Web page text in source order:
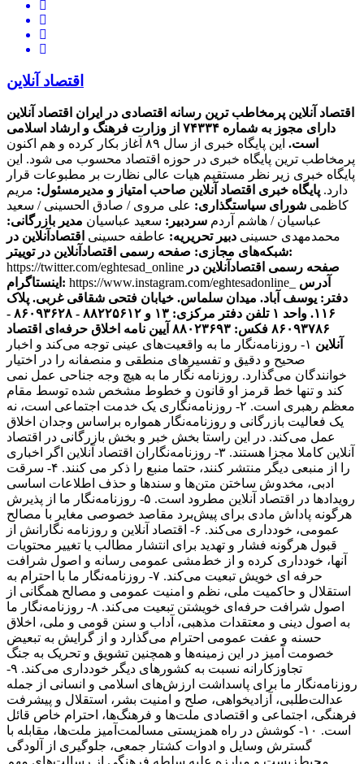
اقتصاد آنلاین
اقتصاد آنلاین پرمخاطب ترین رسانه اقتصادی در ایران اقتصاد آنلاین
دارای مجوز به شماره ۷۴۳۳۴ از وزارت فرهنگ و ارشاد اسلامی
است.
این پایگاه خبری از سال ۸۹ آغاز بکار کرده و هم اکنون
پرمخاطب ترین پایگاه خبری در حوزه اقتصاد محسوب می شود. این
پایگاه خبری زیر نظر مستقیم هیات عالی نظارت بر مطبوعات قرار
دارد. پایگاه خبری اقتصاد آنلاین صاحب امتیاز و مدیرمسئول: مریم
کاظمی شورای سیاستگذاری: علی مروی / صادق الحسینی / سعید
عباسیان / هاشم آردم سردبیر: سعید عباسیان مدیر بازرگانی:
محمدمهدی حسینی دبیر تحریریه: عاطفه حسینی اقتصادآنلاین در
شبکه‌های مجازی:صفحه رسمی اقتصادآنلاین در توییتر:
https://twitter.com/eghtesad_online صفحه رسمی اقتصادآنلاین در
اینستاگرام: https://www.instagram.com/eghtesadonline_ آدرس
دفتر: یوسف آباد. میدان سلماس. خیابان فتحی شقاقی غربی. پلاک
۱۱۶. واحد ۱
تلفن دفتر مرکزی: ۱۳ و ۸۸۲۲۵۶۱۲ - ۸۶۰۹۳۶۲۸ -
۸۶۰۹۳۷۸۶ فکس: ۸۸۰۲۳۶۹۳
آیین نامه اخلاق حرفه‌ای اقتصاد
آنلاین
۱- روزنامه‌نگار ما به واقعیت‌های عینی توجه می‌کند و اخبار
صحیح و دقیق و تفسیرهای منطقی و منصفانه را در اختیار
خوانندگان می‌گذارد. روزنامه نگار ما به هیچ وجه جناحی عمل نمی
کند و تنها خط قرمز او قانون و خطوط مشخص شده توسط مقام
معظم رهبری است. ۲- روزنامه‌نگاری یک خدمت اجتماعی است، نه
یک فعالیت بازرگانی و روزنامه‌نگار همواره براساس وجدان اخلاق
عمل می‌کند. در این راستا بخش خبر و بخش بازرگانی در اقتصاد
آنلاین کاملا مجزا هستند. ۳- روزنامه‌نگاران اقتصاد آنلاین اگر اخباری
را از منبعی دیگر منتشر کنند، حتما منبع را ذکر می کنند. ۴- سرقت
ادبی، مخدوش ساختن متن‌ها و سندها و حذف اطلاعات اساسی
رویدادها در اقتصاد آنلاین مطرود است. ۵- روزنامه‌نگار ما از پذیرش
هرگونه پاداش مادی برای پیش‌برد مقاصد خصوصی مغایر با مصالح
عمومی، خودداری می‌کند. ۶- اقتصاد آنلاین و روزنامه نگارانش از
قبول هرگونه فشار و تهدید برای انتشار مطالب یا تغییر محتویات
آنها، خودداری کرده و از خط‌مشی عمومی رسانه و اصول شرافت
حرفه ای خویش تبعیت می‌کند. ۷- روزنامه‌نگار ما با احترام به
استقلال و حاکمیت ملی، نظم و امنیت عمومی و مصالح همگانی از
اصول شرافت حرفه‌ای خویشتن تبعیت می‌کند. ۸- روزنامه‌نگار ما
به اصول دینی و معتقدات مذهبی، آداب و سنن قومی و ملی، اخلاق
حسنه و عفت عمومی احترام می‌گذارد و از گرایش به تبعیض
خصومت آمیز در این زمینه‌ها و همچنین تشویق و تحریک به جنگ
تجاوزکارانه نسبت به کشورهای دیگر خودداری می‌کند. ۹-
روزنامه‌نگار ما برای پاسداشت ارزش‌های اسلامی و انسانی از جمله
عدالت‌طلبی، آزادیخواهی، صلح و امنیت بشر، استقلال و پیشرفت
فرهنگی، اجتماعی و اقتصادی ملت‌ها و فرهنگ‌ها، احترام خاص قائل
است. ۱۰- کوشش در راه همزیستی مسالمت‌آمیز ملت‌ها، مقابله با
گسترش وسایل و ادوات کشتار جمعی، جلوگیری از آلودگی